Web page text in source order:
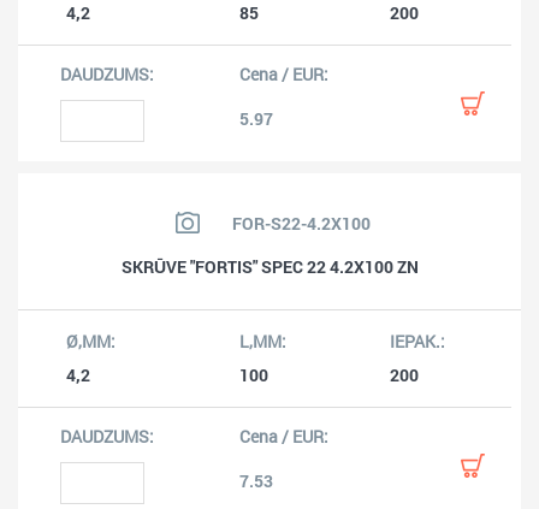
4,2 85 200
5.97
FOR-S22-4.2X100
SKRŪVE "FORTIS" SPEC 22 4.2X100 ZN
4,2 100 200
7.53